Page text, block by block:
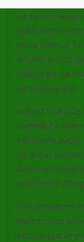
Le centre
publication
assurant que
amélioré » et
exercices de
de conscience.
« Il est vrai que
comme l’a
habituelle
qu’aucun
avant la
nouveauté
Les dernières
Ballesteros
assuré que le